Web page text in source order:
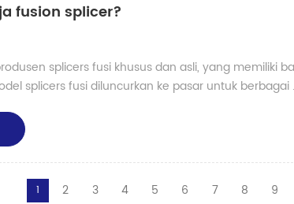
fusion splicer?
splicers fusi khusus dan asli, yang memiliki
splicers fusi diluncurkan ke pasar untuk berbagai
1 2 3 4 5 6 7 8 9